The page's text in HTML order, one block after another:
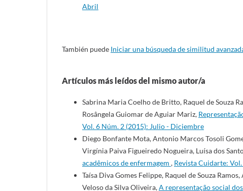
Abril
También puede Iniciar una búsqueda de similitud
Artículos más leídos del mismo autor/a
Sabrina Maria Coelho de Britto, Raquel de Souza
Rosângela Guiomar de Aguiar Mariz,
Vol. 6 Núm. 2 (2015): Julio - Diciembre
Diego Bonfante Mota, Antonio Marcos Tosoli
Virgínia Paiva Figueiredo Nogueira, Luísa dos
acadêmicos de enfermagem , Revista Cuidarte:
Taísa Diva Gomes Felippe, Raquel de Souza
Veloso da Silva Oliveira,A representação social